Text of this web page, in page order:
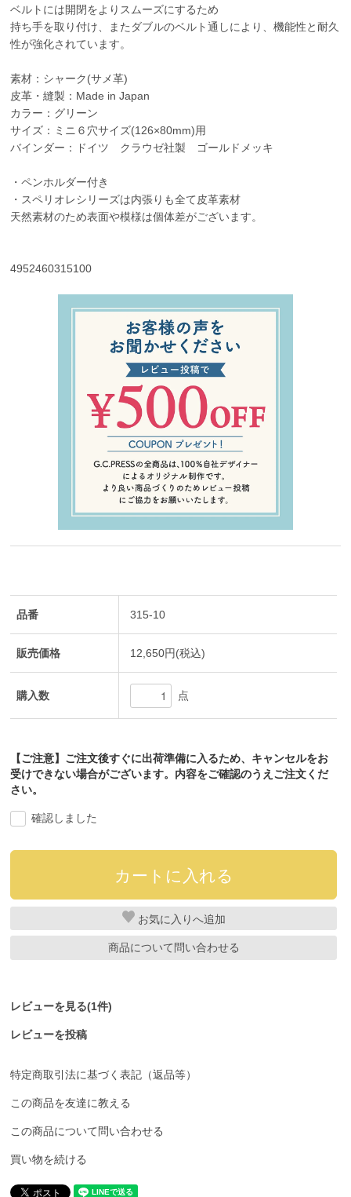
ベルトには開閉をよりスムーズにするため
持ち手を取り付け、またダブルのベルト通しにより、機能性と耐久
性が強化されています。
素材：シャーク(サメ革)
皮革・縫製：Made in Japan
カラー：グリーン
サイズ：ミニ６穴サイズ(126×80mm)用
バインダー：ドイツ クラウゼ社製 ゴールドメッキ
・ペンホルダー付き
・スペリオレシリーズは内張りも全て皮革素材
天然素材のため表面や模様は個体差がございます。
4952460315100
品番 315-10
販売価格 12,650円(税込)
購入数 点
【ご注意】ご注文後すぐに出荷準備に入るため、キャンセルをお
受けできない場合がございます。内容をご確認のうえご注文くだ
さい。
確認しました
お気に入り
商品について問い合わせる
レビューを見る(1件)
レビューを投稿
特定商取引法に基づく表記（返品等）
この商品を友達に教える
この商品について問い合わせる
買い物を続ける